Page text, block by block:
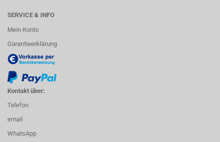
SERVICE & INFO
Mein Konto
Garantieerklärung
Kontakt über:
Telefon
email
WhatsApp